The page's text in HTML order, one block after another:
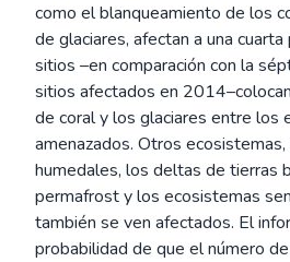
como el blanqueamiento de los
de glaciares, afectan a una
sitios –en comparación con la
sitios afectados en
de coral y los glaciares entre los
amenazados. Otros
humedales, los deltas de tierras
permafrost y los ecosistemas
también se ven afectados. El
probabilidad de que el número